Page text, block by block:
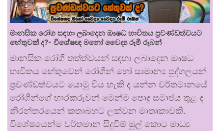
මානසික රෝග සඳහා ලබාදෙන ඖෂධ භාවිතය ප්‍රචණ්ඩත්වයට
හේතුවක් ද?- විශේෂඥ මනෝ වෛද්‍ය රූමි රූබන්
මානසික රෝගී තත්ත්වයන් සඳහා ලබාදෙන ඖෂධ
භාවිතය හේතුවෙන් රෝගීන් හෝ සාමාන්‍ය පුද්ගලයන්
ප්‍රචණ්ඩත්වයට යොමු විය හැකි ද යන්න වර්තමානයේ
රෝගීන්ගේ භාරකරුවන් මෙන්ම පොදු සමාජය තුළ ද
නිරන්තරයෙන් කතාබහට ලක්වන මාතෘකාවකි.
විශේෂයෙන්ම වර්තමාන සිදුවීම් මුල් කොට මාධ්‍ය